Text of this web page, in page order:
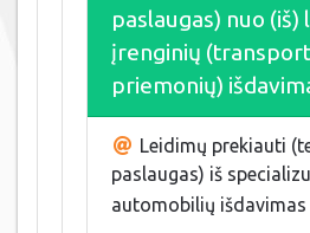
paslaugas) nuo (iš)
įrenginių
priemonių)
Leidimų prekiauti
paslaugas) iš
automobilių išdavimas